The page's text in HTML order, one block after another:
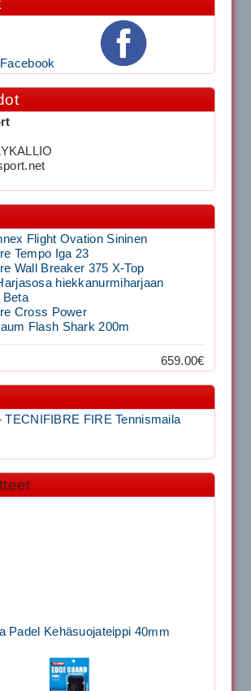
Flight Ovation Sininen
Tempo Iga 23
Wall Breaker 375 X-Top
hiekkanurmiharjaan
Beta
Cross Power
Flash Shark 200m
659.00€
TECNIFIBRE FIRE Tennismaila
Padel Kehäsuojateippi 40mm